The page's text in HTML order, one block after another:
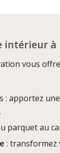
à
vous
: apportez
parquet au
: transformez